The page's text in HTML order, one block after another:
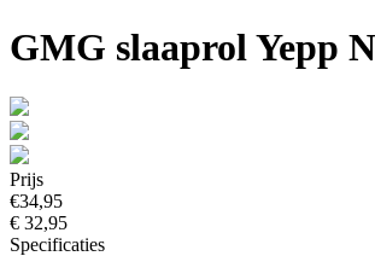
GMG slaaprol Yepp
Prijs
€34,95
€ 32,95
Specificaties